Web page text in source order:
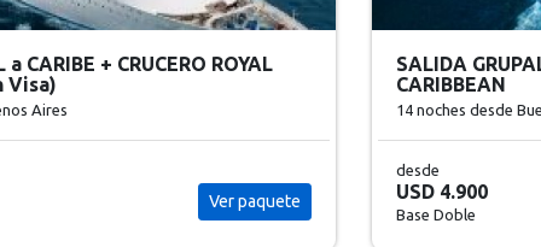
SALIDA GRUPAL UNIVERSAL + CRUCERO ROYAL
CARIBBEAN
14 noches
Ver paquete